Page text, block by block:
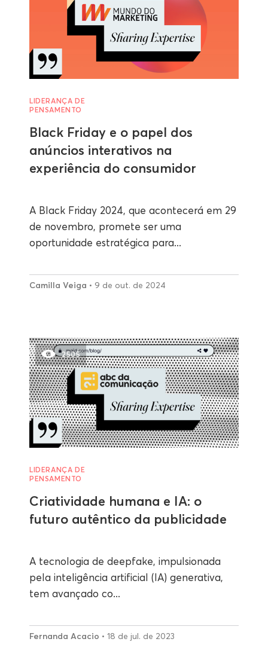
LIDERANÇA DE
PENSAMENTO
Black Friday e o papel dos
anúncios interativos na
experiência do consumidor
A Black Friday 2024, que acontecerá em 29
de novembro, promete ser uma
oportunidade estratégica para...
Camilla Veiga • 9 de out. de 2024
2505
LIDERANÇA DE
PENSAMENTO
Criatividade humana e IA: o
futuro autêntico da publicidade
A tecnologia de deepfake, impulsionada
pela inteligência artificial (IA) generativa,
tem avançado co...
Fernanda Acacio • 18 de jul. de 2023